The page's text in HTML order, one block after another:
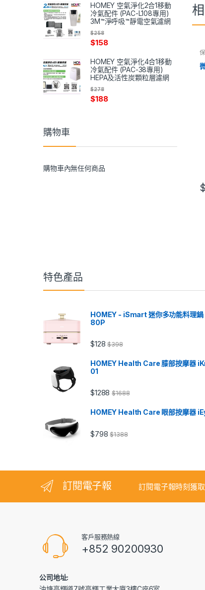
$
HOMEY 空氣淨化2合1移動
冷氣配件 (PAC-L108專用)
3M™淨呼吸™靜電空氣濾網
$158
$258
HOMEY 空氣淨化4合1移動
冷氣配件 (PAC-38專用)
HEPA及活性炭顆粒層濾網
$188
$278
購物車
購物車內無任何商品
特色產品
HOMEY - iSmart 迷你多功能料理
80P
$128 $398
HOMEY Health Care 膝部按摩器
01
$1288 $1688
HOMEY Health Care 眼部按摩器
$798 $1388
訂閱電子報 訂閱電子報時刻獲
客戶服務熱線
+852 90200930
公司地址: